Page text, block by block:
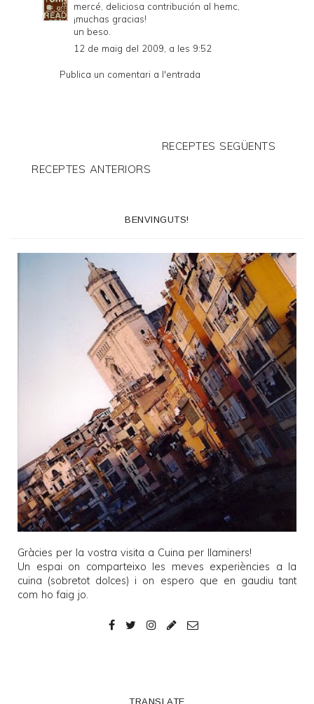
mercé, deliciosa contribución al hemc,
¡muchas gracias!
un beso.
12 de maig del 2009, a les 9:52
Publica un comentari a l'entrada
RECEPTES SEGÜENTS
RECEPTES ANTERIORS
BENVINGUTS!
Gràcies per la vostra visita a Cuina per llaminers!
Un espai on comparteixo les meves experiències a la
cuina (sobretot dolces) i on espero que en gaudiu tant
com ho faig jo.
TRANSLATE